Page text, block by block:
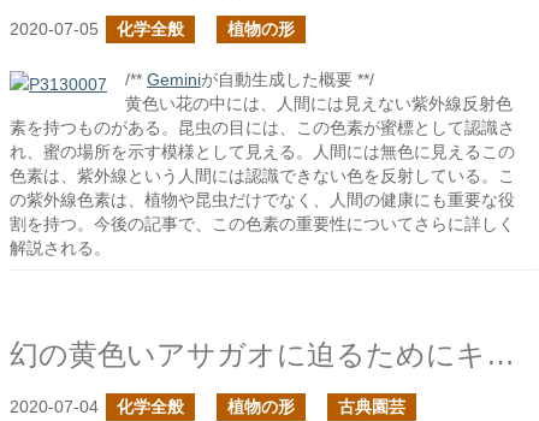
2020-07-05 化学全般 植物の形
/** Geminiが自動生成した概要 **/
黄色い花の中には、人間には見えない紫外線反射色
素を持つものがある。昆虫の目には、この色素が蜜標として認識さ
れ、蜜の場所を示す模様として見える。人間には無色に見えるこの
色素は、紫外線という人間には認識できない色を反射している。こ
の紫外線色素は、植物や昆虫だけでなく、人間の健康にも重要な役
割を持つ。今後の記事で、この色素の重要性についてさらに詳しく
解説される。
幻の黄色いアサガオに迫るためにキンギョソウを見る
2020-07-04 化学全般 植物の形 古典園芸